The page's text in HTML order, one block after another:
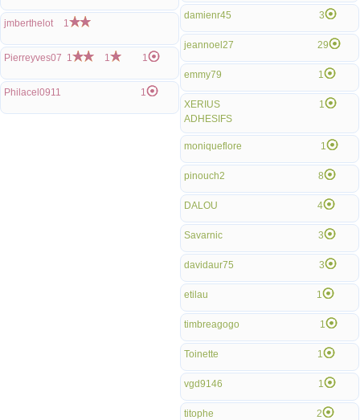
jmberthelot 1
Pierreyves07 1 1 1
Philacel0911 1
damienr45 3
jeannoel27 29
emmy79 1
XERIUS
ADHESIFS
1
moniqueflore 1
pinouch2 8
DALOU 4
Savarnic 3
davidaur75 3
etilau 1
timbreagogo 1
Toinette 1
vgd9146 1
titophe 2